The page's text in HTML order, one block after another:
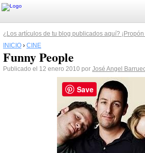
¿Los artículos de tu blog publicados aquí?
INICIO › CINE
Funny People
Publicado el 12 enero 2010 por José Angel
Save